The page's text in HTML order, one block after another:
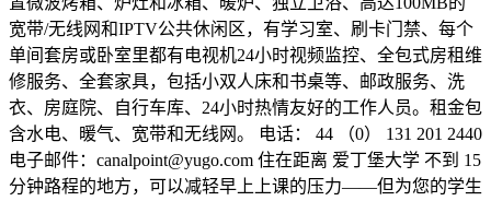
宽带/无线网和IPTV公共休闲区，有学习室、刷卡门禁、每个
单间套房或卧室里都有电视机24小时视频监控、全包式房租维
修服务、全套家具，包括小双人床和书桌等、邮政服务、洗
衣、房庭院、自行车库、24小时热情友好的工作人员。租金包
含水电、暖气、宽带和无线网。 电话： 44 （0） 131 201 2440
电子邮件：canalpoint@yugo.com 住在距离 爱丁堡大学 不到 15
分钟路程的地方，可以减轻早上上课的压力——但为您的学生